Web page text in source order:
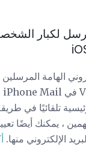
لكبار
الهامة
تلقائيًا في
، يمكنك أيضًا
الإلكتروني منها.